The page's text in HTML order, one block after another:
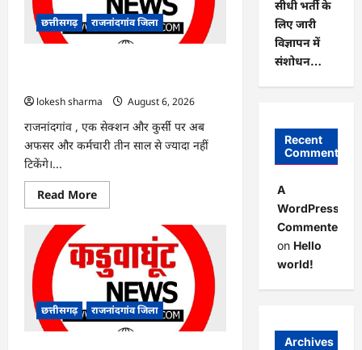
हरियाली
लाने
मेयर
छत्तीसगढ़ राजनांदगांव जिला
lokesh sharma
August 6, 2026
राजनांदगांव , एक सेक्शन और कुर्सी पर अब
अफसर और कर्मचारी तीन साल से ज्यादा नहीं
टिकेंगे।...
Read MoreRead
more
कुर्सी
पर
3
साल
ज्यादा
नहीं
टिकेंगे
छत्तीसगढ़ राजनांदगांव जिला
सीधी भर्ती के
लिए जारी
विज्ञापन में
संशोधन…
Recent
Comments
A
WordPress
Commenter
on Hello
world!
Archives